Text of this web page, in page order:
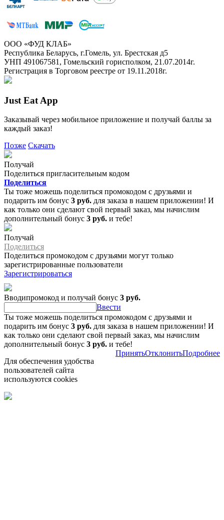
ООО «ФУД КЛАБ»
Республика Беларусь, г.Гомель, ул. Брестская д5
УНП 491067581, Гомельский горисполком, 21.07.2014г.
Регистрация в Торговом реестре от 19.11.2018г.
Just Eat App
Заказывай через мобильное приложение и получай баллы за
каждый заказ!
Позже Скачать
Получай
Поделиться пригласительным кодом
Поделиться
Ты тоже можешь поделиться промокодом с друзьями и
подарить им бонус 3 руб. для заказа в нашем приложении! И
как только они сделают свой первый заказ, мы начислим
дополнительный бонус 3 руб. и тебе!
Получай
Поделиться
Поделиться промокодом с друзьями могут только
зарегистрированные пользователи
Зарегистрироваться
Вводипромокод и получай бонус 3 руб.
Ввести
Ты тоже можешь поделиться промокодом с друзьями и
подарить им бонус 3 руб. для заказа в нашем приложении! И
как только они сделают свой первый заказ, мы начислим
дополнительный бонус 3 руб. и тебе!
Для обеспечения удобства
пользователей сайта
используются cookies
ПринятьОтклонитьПодробнее